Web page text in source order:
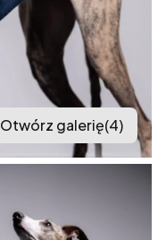
Otwórz galerię(4)